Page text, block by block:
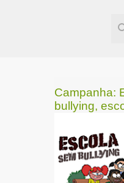
Campanha:
bullying,